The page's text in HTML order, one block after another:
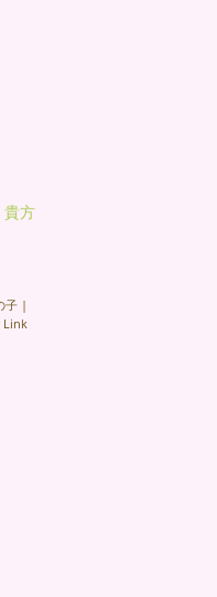
貴方
子 |
Link